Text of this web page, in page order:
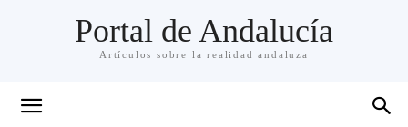
Portal de Andalucía
Artículos sobre la realidad andaluza